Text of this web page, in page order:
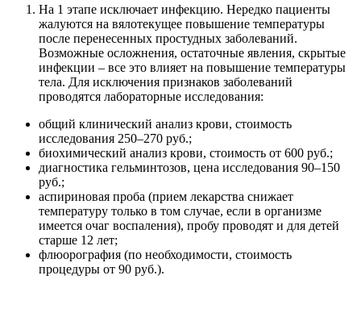
На 1 этапе исключает инфекцию. Нередко пациенты
жалуются на вялотекущее повышение температуры
после перенесенных простудных заболеваний.
Возможные осложнения, остаточные явления, скрытые
инфекции – все это влияет на повышение температуры
тела. Для исключения признаков заболеваний
проводятся лабораторные исследования:
общий клинический анализ крови, стоимость
исследования 250–270 руб.;
биохимический анализ крови, стоимость от 600 руб.;
диагностика гельминтозов, цена исследования 90–150
руб.;
аспириновая проба (прием лекарства снижает
температуру только в том случае, если в организме
имеется очаг воспаления), пробу проводят и для детей
старше 12 лет;
флюорография (по необходимости, стоимость
процедуры от 90 руб.).